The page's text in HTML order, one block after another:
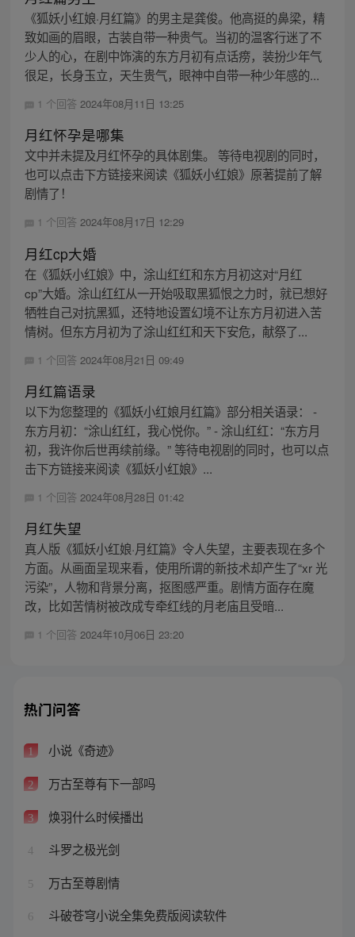
《狐妖小红娘·月红篇》的男主是龚俊。他高挺的鼻梁，精
致如画的眉眼，古装自带一种贵气。当初的温客行迷了不
少人的心，在剧中饰演的东方月初有点话痨，装扮少年气
很足，长身玉立，天生贵气，眼神中自带一种少年感的...
1 个回答 2024年08月11日 13:25
月红怀孕是哪集
文中并未提及月红怀孕的具体剧集。 等待电视剧的同时，
也可以点击下方链接来阅读《狐妖小红娘》原著提前了解
剧情了！
1 个回答 2024年08月17日 12:29
月红cp大婚
在《狐妖小红娘》中，涂山红红和东方月初这对“月红
cp”大婚。涂山红红从一开始吸取黑狐恨之力时，就已想好
牺牲自己对抗黑狐，还特地设置幻境不让东方月初进入苦
情树。但东方月初为了涂山红红和天下安危，献祭了...
1 个回答 2024年08月21日 09:49
月红篇语录
以下为您整理的《狐妖小红娘月红篇》部分相关语录： -
东方月初：“涂山红红，我心悦你。” - 涂山红红：“东方月
初，我许你后世再续前缘。” 等待电视剧的同时，也可以点
击下方链接来阅读《狐妖小红娘》...
1 个回答 2024年08月28日 01:42
月红失望
真人版《狐妖小红娘·月红篇》令人失望，主要表现在多个
方面。从画面呈现来看，使用所谓的新技术却产生了“xr 光
污染”，人物和背景分离，抠图感严重。剧情方面存在魔
改，比如苦情树被改成专牵红线的月老庙且受暗...
1 个回答 2024年10月06日 23:20
热门问答
1 小说《奇迹》
2 万古至尊有下一部吗
3 焕羽什么时候播出
4 斗罗之极光剑
5 万古至尊剧情
6 斗破苍穹小说全集免费版阅读软件